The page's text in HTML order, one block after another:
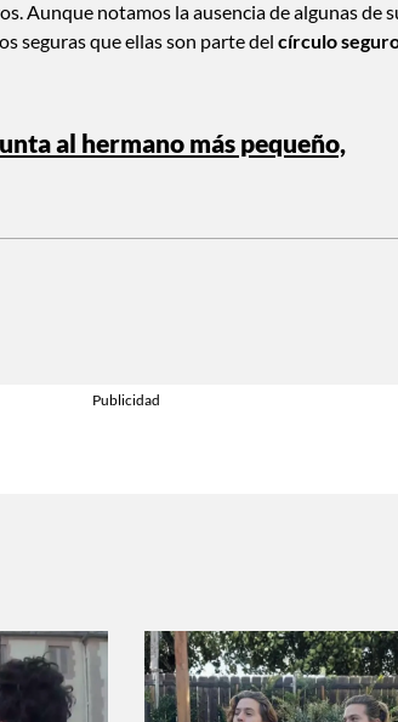
Aunque notamos la ausencia de algunas de
seguras que ellas son parte del círculo
al hermano más pequeño,